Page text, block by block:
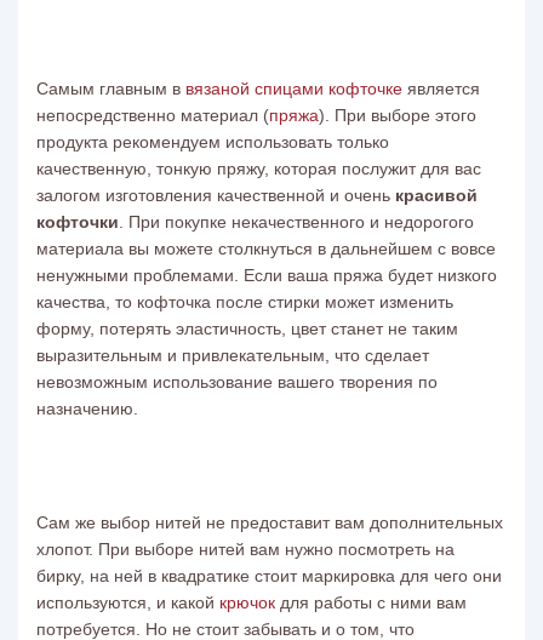
Самым главным в вязаной спицами кофточке является
непосредственно материал (пряжа). При выборе этого
продукта рекомендуем использовать только
качественную, тонкую пряжу, которая послужит для вас
залогом изготовления качественной и очень красивой
кофточки . При покупке некачественного и недорогого
материала вы можете столкнуться в дальнейшем с вовсе
ненужными проблемами. Если ваша пряжа будет низкого
качества, то кофточка после стирки может изменить
форму, потерять эластичность, цвет станет не таким
выразительным и привлекательным, что сделает
невозможным использование вашего творения по
назначению.
Сам же выбор нитей не предоставит вам дополнительных
хлопот. При выборе нитей вам нужно посмотреть на
бирку, на ней в квадратике стоит маркировка для чего они
используются, и какой крючок для работы с ними вам
потребуется. Но не стоит забывать и о том, что